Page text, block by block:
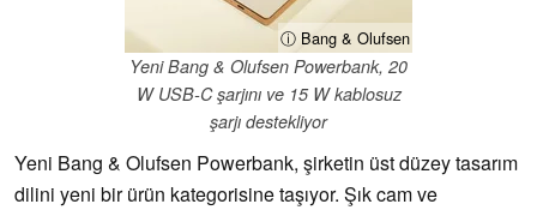
ⓘ Bang & Olufsen
Yeni Bang & Olufsen Powerbank, 20
W USB-C şarjını ve 15 W kablosuz
şarjı destekliyor
Yeni Bang & Olufsen Powerbank, şirketin üst düzey tasarım
dilini yeni bir ürün kategorisine taşıyor. Şık cam ve